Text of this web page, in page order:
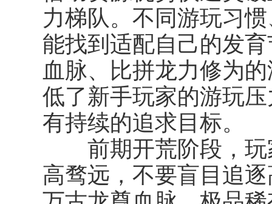
力梯队。不同游玩习
能找到适配自己的发
血脉、比拼龙力修为
低了新手玩家的游玩
有持续的追求目标。
前期开荒阶段，玩
高骛远，不要盲目追